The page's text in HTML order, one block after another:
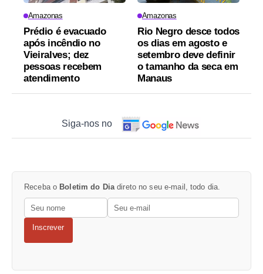
Amazonas
Prédio é evacuado
após incêndio no
Vieiralves; dez
pessoas recebem
atendimento
Amazonas
Rio Negro desce todos
os dias em agosto e
setembro deve definir
o tamanho da seca em
Manaus
Siga-nos no
Receba o Boletim do Dia direto no seu e-mail, todo dia.
Inscrever